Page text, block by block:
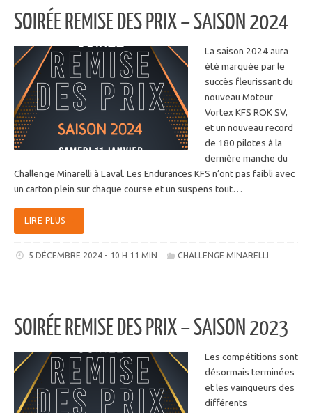
SOIRÉE REMISE DES PRIX – SAISON 2024
La saison 2024 aura
été marquée par le
succès fleurissant du
nouveau Moteur
Vortex KFS ROK SV,
et un nouveau record
de 180 pilotes à la
dernière manche du
Challenge Minarelli à Laval. Les Endurances KFS n’ont pas faibli avec
un carton plein sur chaque course et un suspens tout…
LIRE PLUS
5 DÉCEMBRE 2024 - 10 H 11 MIN CHALLENGE MINARELLI
SOIRÉE REMISE DES PRIX – SAISON 2023
Les compétitions sont
désormais terminées
et les vainqueurs des
différents